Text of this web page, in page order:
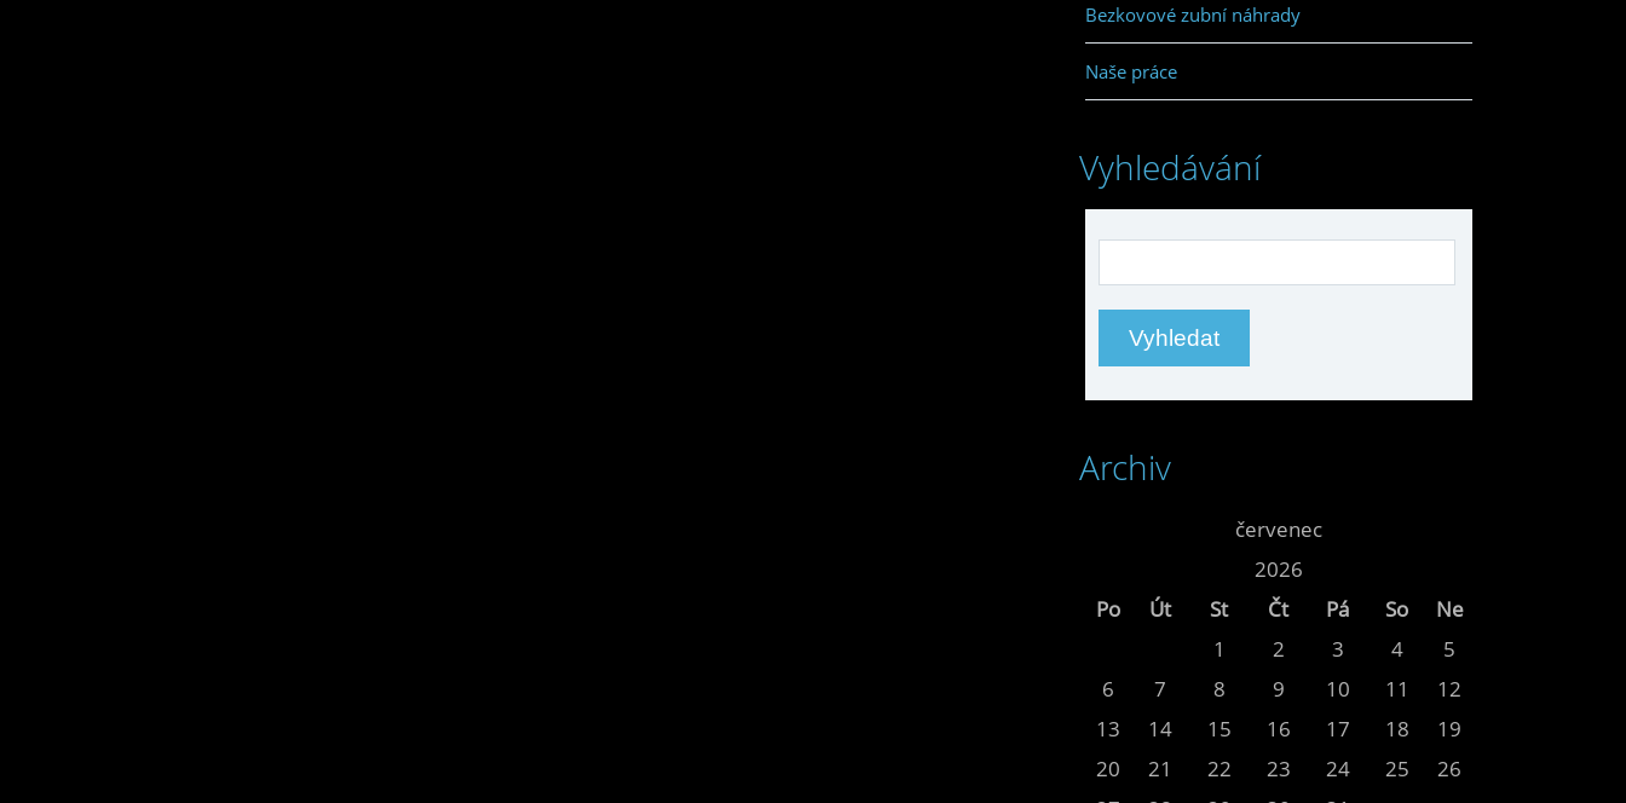
Bezkovové zubní náhrady
Naše práce
Vyhledávání
Archiv
červenec
2026
Po
Út St Čt Pá So
Ne
1
2 3 4
5
6
7 8 9 10 11
12
13
14 15 16 17 18
19
20
21 22 23 24 25
26